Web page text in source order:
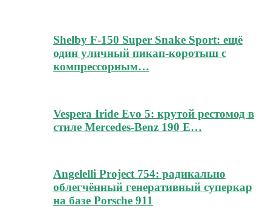
Shelby F-150 Super Snake Sport: ещё
один уличный пикап-коротыш с
компрессорным…
Vespera Iride Evo 5: крутой рестомод в
стиле Mercedes-Benz 190 E…
Angelelli Project 754: радикально
облегчённый генеративный суперкар
на базе Porsche 911